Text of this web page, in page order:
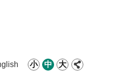
小 中 大